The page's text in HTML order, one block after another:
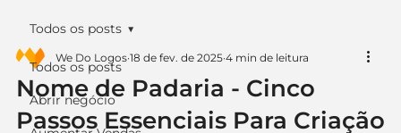
Todos os posts
Abrir negócio
Todos os posts
Nome de Padaria - Cinco
Passos Essenciais Para Criação
We Do Logos 18 de fev. de 2025 4 min de leitura